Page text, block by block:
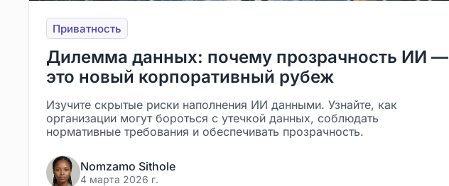
Приватность
Дилемма данных: почему прозрачность ИИ —
это новый корпоративный рубеж
Изучите скрытые риски наполнения ИИ данными. Узнайте, как
организации могут бороться с утечкой данных, соблюдать
нормативные требования и обеспечивать прозрачность.
Nomzamo Sithole
4 марта 2026 г.